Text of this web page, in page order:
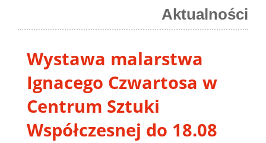
Aktualności
Wystawa malarstwa
Ignacego Czwartosa w
Centrum Sztuki
Współczesnej do 18.08